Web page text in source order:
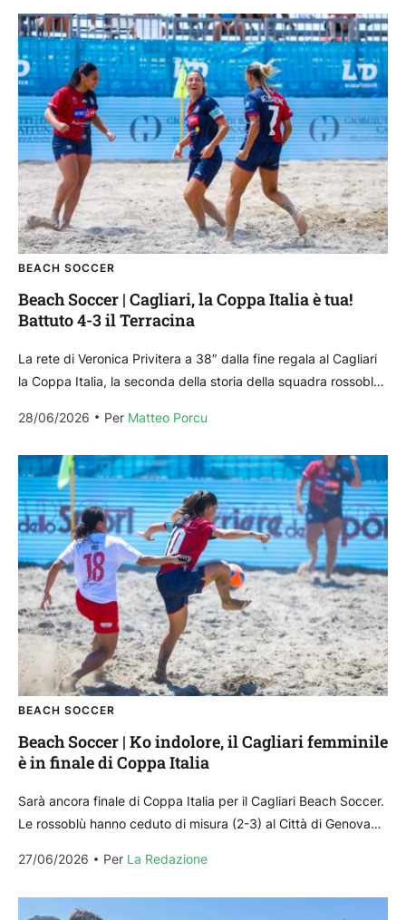
BEACH SOCCER
Beach Soccer | Cagliari, la Coppa Italia è tua!
Battuto 4-3 il Terracina
La rete di Veronica Privitera a 38″ dalla fine regala al Cagliari
la Coppa Italia, la seconda della storia della squadra rossoblù:
28/06/2026
Per Matteo Porcu
BEACH SOCCER
Beach Soccer | Ko indolore, il Cagliari femminile
è in finale di Coppa Italia
Sarà ancora finale di Coppa Italia per il Cagliari Beach Soccer.
Le rossoblù hanno ceduto di misura (2-3) al Città di Genova
27/06/2026
Per La Redazione